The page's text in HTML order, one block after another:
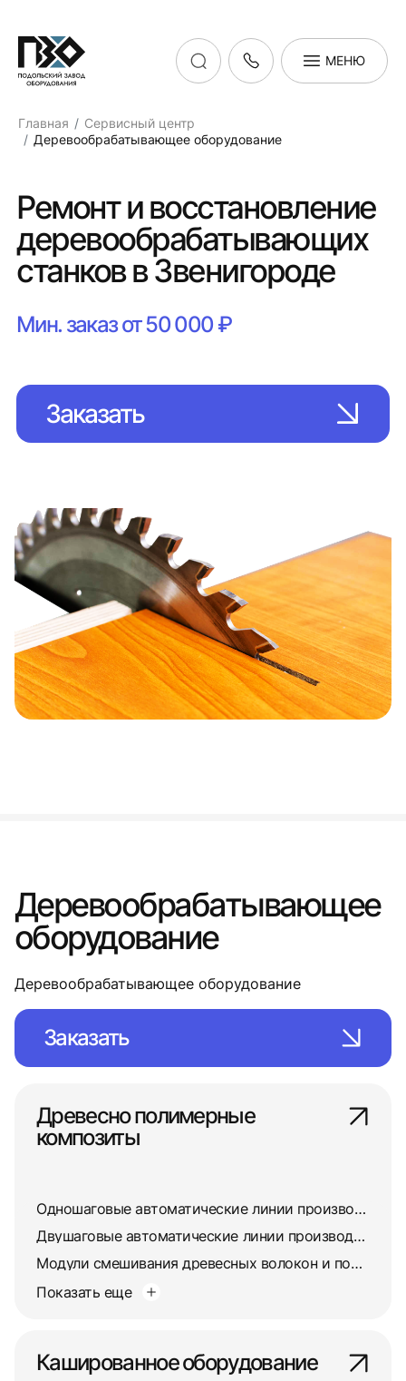
МЕНЮ
Главная
Сервисный центр
Деревообрабатывающее оборудование
Ремонт и восстановление
деревообрабатывающих
станков в Звенигороде
Мин. заказ от 50 000 ₽
Заказать
Деревообрабатывающее
оборудование
Деревообрабатывающее оборудование
Заказать
Древесно полимерные
композиты
Одношаговые автоматические линии производства погонажа
Двушаговые автоматические линии производства погонажа
Модули смешивания древесных волокон и полимеров
Показать еще
Кашированное оборудование